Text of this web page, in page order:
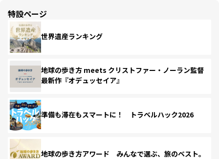
特設ページ
世界遺産ランキング
地球の歩き方 meets クリストファー・ノーラン監督
最新作『オデュッセイア』
準備も滞在もスマートに！ トラベルハック2026
地球の歩き方アワード みんなで選ぶ、旅のベスト。